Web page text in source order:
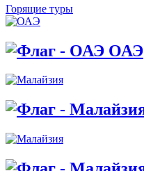
Горящие туры
ОАЭ